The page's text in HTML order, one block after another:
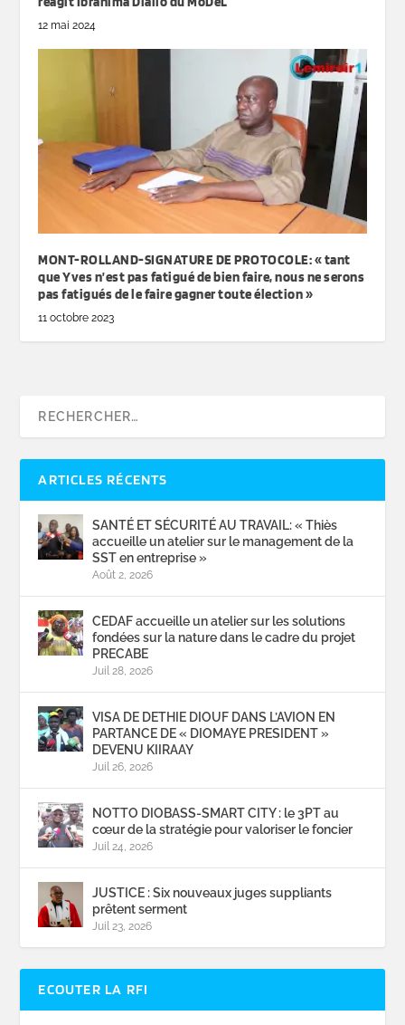
12 mai 2024
MONT-ROLLAND-SIGNATURE DE PROTOCOLE: « tant
que Yves n’est pas fatigué de bien faire, nous ne serons
pas fatigués de le faire gagner toute élection »
11 octobre 2023
ARTICLES RÉCENTS
SANTÉ ET SÉCURITÉ AU TRAVAIL: « Thiès
accueille un atelier sur le management de la
SST en entreprise »
Août 2, 2026
CEDAF accueille un atelier sur les solutions
fondées sur la nature dans le cadre du projet
PRECABE
Juil 28, 2026
VISA DE DETHIE DIOUF DANS L’AVION EN
PARTANCE DE « DIOMAYE PRESIDENT »
DEVENU KIIRAAY
Juil 26, 2026
NOTTO DIOBASS-SMART CITY : le 3PT au
cœur de la stratégie pour valoriser le foncier
Juil 24, 2026
JUSTICE : Six nouveaux juges suppliants
prêtent serment
Juil 23, 2026
ECOUTER LA RFI